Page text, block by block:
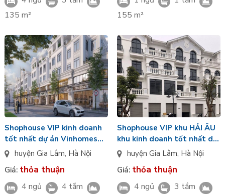
135 m²
155 m²
Shophouse VIP kinh doanh
tốt nhất dự án Vinhomes
Ocean Park Gia Lâm giá tốt
nhất
huyện Gia Lâm, Hà Nội
Giá: thỏa thuận
4 ngủ
4 tắm
Shophouse VIP khu HẢI ÂU
khu kinh doanh tốt nhất dự
án Vinhomes Ocean Park
huyện Gia Lâm, Hà Nội
Giá: thỏa thuận
4 ngủ
3 tắm